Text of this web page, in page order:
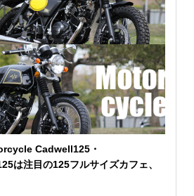
Cadwell125・
は注目の125フルサイズカフェ、